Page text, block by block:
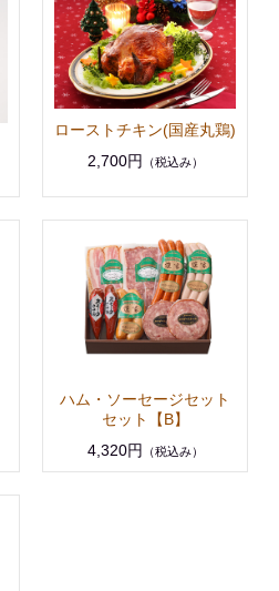
ローストチキン(国産丸鶏)
2,700円
（税込み）
ハム・ソーセージセット
セット【B】
4,320円
（税込み）